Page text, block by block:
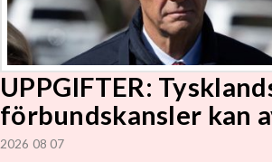
UPPGIFTER:
förbundskansler kan
2026 08 07